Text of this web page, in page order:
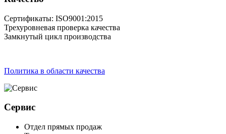
Сертификаты: ISO9001:2015
Трехуровневая проверка качества
Замкнутый цикл производства
Политика в области качества
Сервис
Отдел прямых продаж